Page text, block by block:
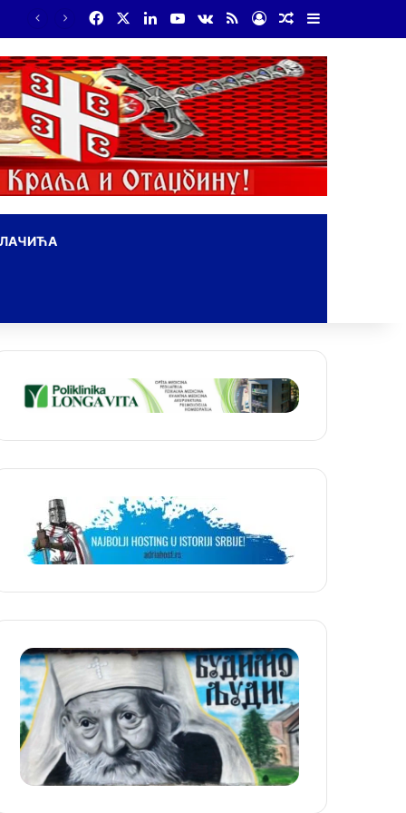
FacebookLinkedInYouTube
vk.com
RSS Log InRandom Article